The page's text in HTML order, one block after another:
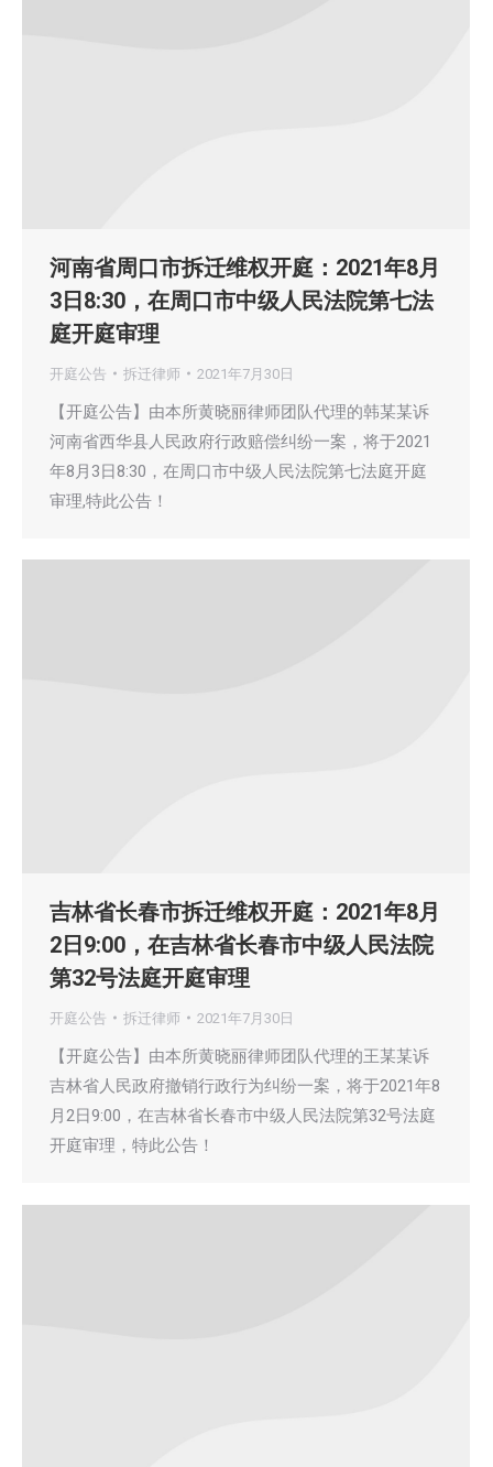
河南省周口市拆迁维权开庭：2021年8月
3日8:30，在周口市中级人民法院第七法
庭开庭审理
开庭公告 拆迁律师 2021年7月30日
【开庭公告】由本所黄晓丽律师团队代理的韩某某诉
河南省西华县人民政府行政赔偿纠纷一案，将于2021
年8月3日8:30，在周口市中级人民法院第七法庭开庭
审理,特此公告！
吉林省长春市拆迁维权开庭：2021年8月
2日9:00，在吉林省长春市中级人民法院
第32号法庭开庭审理
开庭公告 拆迁律师 2021年7月30日
【开庭公告】由本所黄晓丽律师团队代理的王某某诉
吉林省人民政府撤销行政行为纠纷一案，将于2021年8
月2日9:00，在吉林省长春市中级人民法院第32号法庭
开庭审理，特此公告！